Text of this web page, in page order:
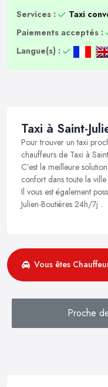
Services :
Taxi
Paiements acceptés :
Langue(s) :
Taxi à Saint-
Pour trouver un taxi
chauffeurs de Taxi à
C’est la meilleure
confort dans toute la ville
Il vous est également
Julien-Boutières 24h/7j .
Vous êtes
Proche